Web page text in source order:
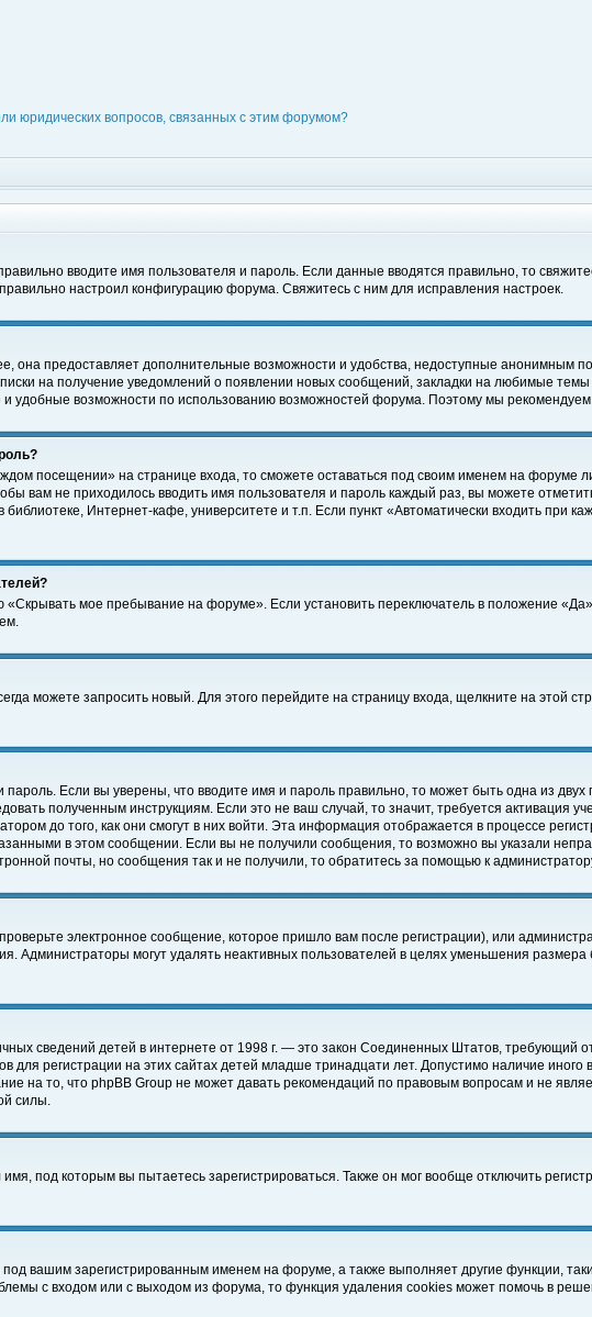
юридических вопросов, связанных с этим форумом?
вводите имя пользователя и пароль. Если данные вводятся правильно, то
настроил конфигурацию форума. Свяжитесь с ним для исправления настроек.
она предоставляет дополнительные возможности и удобства, недоступные анонимным
на получение уведомлений о появлении новых сообщений, закладки на любимые темы
удобные возможности по использованию возможностей форума. Поэтому мы рекомендуем
посещении» на странице входа, то сможете оставаться под своим именем на форуме
вам не приходилось вводить имя пользователя и пароль каждый раз, вы можете
Интернет-кафе, университете и т.п. Если пункт «Автоматически входить при
мое пребывание на форуме». Если установить переключатель в положение
можете запросить новый. Для этого перейдите на страницу входа, щелкните на этой
Если вы уверены, что вводите имя и пароль правильно, то может быть одна из
полученным инструкциям. Если это не ваш случай, то значит, требуется активация
до того, как они смогут в них войти. Эта информация отображается в процессе
в этом сообщении. Если вы не получили сообщения, то возможно вы указали
почты, но сообщения так и не получили, то обратитесь за помощью к
электронное сообщение, которое пришло вам после регистрации), или
Администраторы могут удалять неактивных пользователей в целях уменьшения
сведений детей в интернете от 1998 г. — это закон Соединенных Штатов, требующий
для регистрации на этих сайтах детей младше тринадцати лет. Допустимо наличие
на то, что phpBB Group не может давать рекомендаций по правовым вопросам и не
силы.
под которым вы пытаетесь зарегистрироваться. Также он мог вообще отключить
вашим зарегистрированным именем на форуме, а также выполняет другие функции,
с входом или с выходом из форума, то функция удаления cookies может помочь в